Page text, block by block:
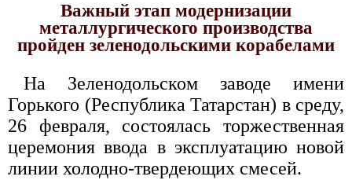
Важный этап модернизации
металлургического производства
пройден зеленодольскими корабелами
На Зеленодольском заводе имени
Горького (Республика Татарстан) в среду,
26 февраля, состоялась торжественная
церемония ввода в эксплуатацию новой
линии холодно-твердеющих смесей.